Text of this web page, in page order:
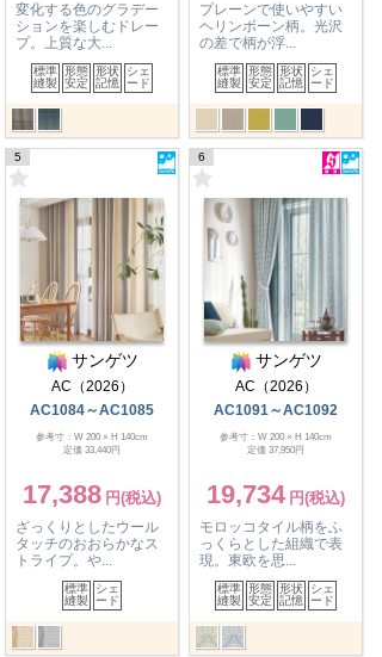
変化する色のグラデー
ションを楽しむドレー
プ。上質な大...
標準
縫製
形態
安定
形状
記憶
シェ
ード
プレーンで使いやすい
ヘリンボーン柄。光沢
の差で柄が浮...
標準
縫製
形態
安定
形状
記憶
シェ
ード
5
サンゲツ
AC（2026）
AC1084～AC1085
参考寸：W 200 × H 140cm
定価 33,440円
17,388
ざっくりとしたウール
タッチのおおらかなス
トライプ。や...
標準
縫製
シェ
ード
6
サンゲツ
AC（2026）
AC1091～AC1092
参考寸：W 200 × H 140cm
定価 37,950円
19,734
モロッコタイル柄をふ
っくらとした組織で表
現。東欧を思...
標準
縫製
形態
安定
形状
記憶
シェ
ード